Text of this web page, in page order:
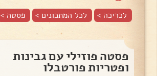
לכריכה > לכל המתכונים > פסטה >
פסטה פוזילי עם גבינות
ופטריות פורטבלו